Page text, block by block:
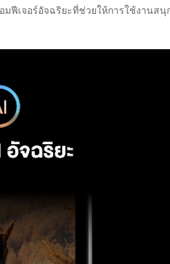
มฟีเจอร์อัจฉริยะที่ช่วยให้การใช้งานส